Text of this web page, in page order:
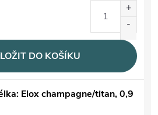
DO KOŠÍKU
Elox champagne/titan, 0,9